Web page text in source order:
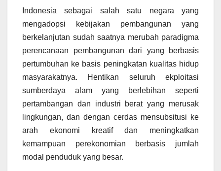
Indonesia sebagai salah satu negara yang
mengadopsi kebijakan pembangunan yang
berkelanjutan sudah saatnya merubah paradigma
perencanaan pembangunan dari yang berbasis
pertumbuhan ke basis peningkatan kualitas hidup
masyarakatnya. Hentikan seluruh ekploitasi
sumberdaya alam yang berlebihan seperti
pertambangan dan industri berat yang merusak
lingkungan, dan dengan cerdas mensubsitusi ke
arah ekonomi kreatif dan meningkatkan
kemampuan perekonomian berbasis jumlah
modal penduduk yang besar.